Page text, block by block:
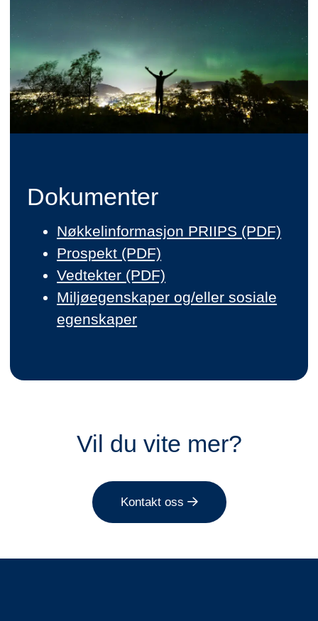
Dokumenter
Nøkkelinformasjon PRIIPS (PDF)
Prospekt (PDF)
Vedtekter (PDF)
Miljøegenskaper og/eller sosiale
egenskaper
Vil du vite mer?
Kontakt oss